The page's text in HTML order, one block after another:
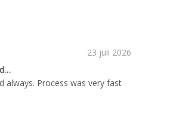
23 juli 2026
always. Process was very fast